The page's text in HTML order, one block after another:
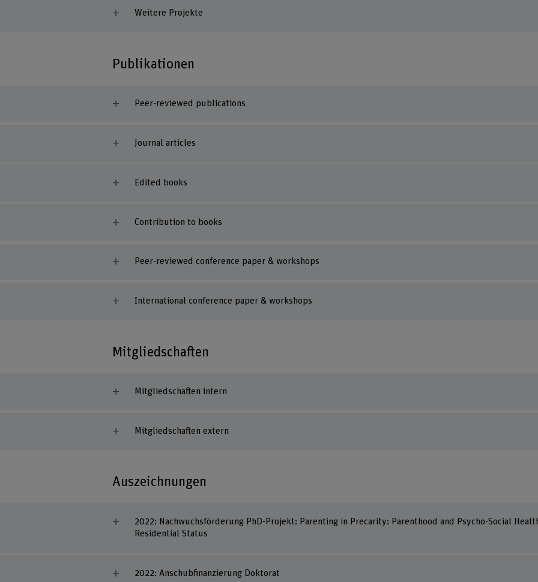
Weitere Projekte
Publikationen
Peer-reviewed publications
Journal articles
Edited books
Contribution to books
Peer-reviewed conference paper & workshops
International conference paper & workshops
Mitgliedschaften
Mitgliedschaften intern
Mitgliedschaften extern
Auszeichnungen
2022: Nachwuchsförderung PhD-Projekt: Parenting in Precarity: Parenthood and Psycho-Social
Residential Status
2022: Anschubfinanzierung Doktorat